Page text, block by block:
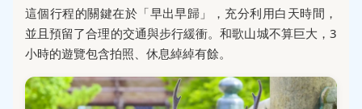
這個行程的關鍵在於「早出早歸」，充分利用白天時間，
並且預留了合理的交通與步行緩衝。和歌山城不算巨大，3
小時的遊覽包含拍照、休息綽綽有餘。